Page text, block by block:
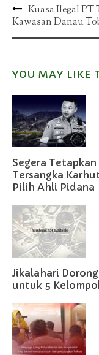
Post
navigation
Kuasa Ilegal PT
Kawasan Danau
YOU MAY LIKE
Segera
Tersangka
Pilih Ahli Pidana
Jikalahari
untuk 5